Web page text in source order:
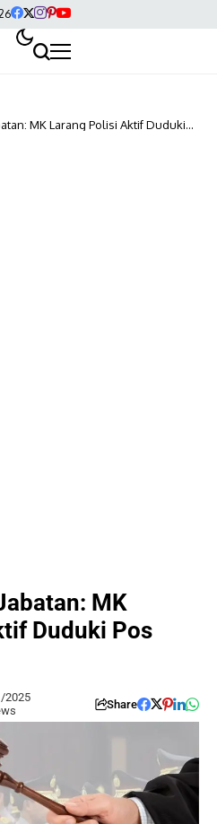
MK Larang Polisi Aktif Duduki
MK
Duduki Pos
2025
Share